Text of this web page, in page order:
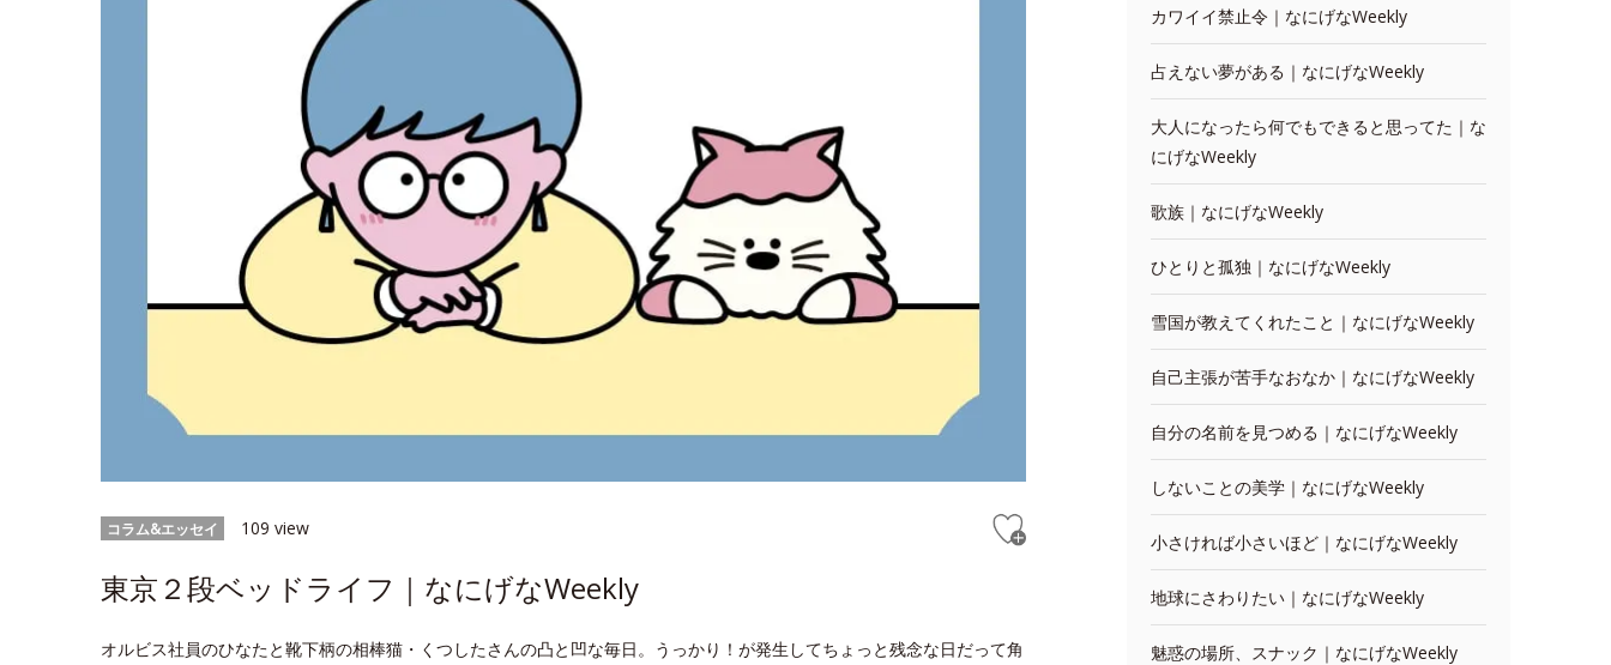
コラム&エッセイ 109 view
東京２段ベッドライフ｜なにげなWeekly
オルビス社員のひなたと靴下柄の相棒猫・くつしたさんの凸と凹な毎日。うっかり！が発生してちょっと残念な日だって角
カワイイ禁止令｜なにげなWeekly
占えない夢がある｜なにげなWeekly
大人になったら何でもできると思ってた｜な
にげなWeekly
歌族｜なにげなWeekly
ひとりと孤独｜なにげなWeekly
雪国が教えてくれたこと｜なにげなWeekly
自己主張が苦手なおなか｜なにげなWeekly
自分の名前を見つめる｜なにげなWeekly
しないことの美学｜なにげなWeekly
小さければ小さいほど｜なにげなWeekly
地球にさわりたい｜なにげなWeekly
魅惑の場所、スナック｜なにげなWeekly